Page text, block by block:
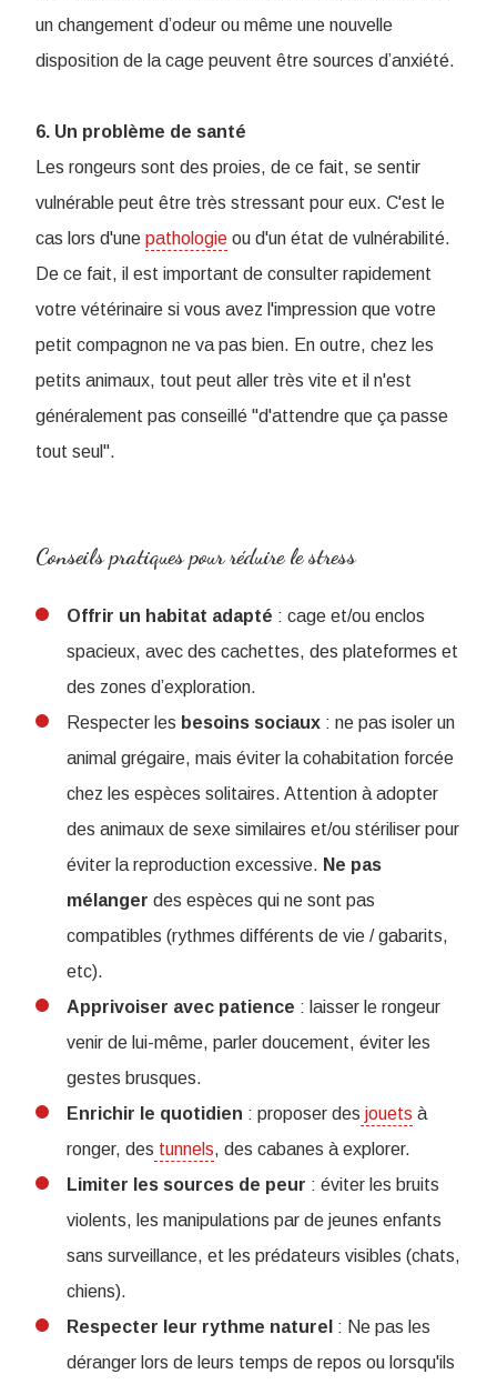
un changement d’odeur ou même une nouvelle
disposition de la cage peuvent être sources d’anxiété.
6. Un problème de santé
Les rongeurs sont des proies, de ce fait, se sentir
vulnérable peut être très stressant pour eux. C'est le
cas lors d'une pathologie ou d'un état de vulnérabilité.
De ce fait, il est important de consulter rapidement
votre vétérinaire si vous avez l'impression que votre
petit compagnon ne va pas bien. En outre, chez les
petits animaux, tout peut aller très vite et il n'est
généralement pas conseillé "d'attendre que ça passe
tout seul".
Conseils pratiques pour réduire le stress
Offrir un habitat adapté : cage et/ou enclos
spacieux, avec des cachettes, des plateformes et
des zones d’exploration.
Respecter les besoins sociaux : ne pas isoler un
animal grégaire, mais éviter la cohabitation forcée
chez les espèces solitaires. Attention à adopter
des animaux de sexe similaires et/ou stériliser pour
éviter la reproduction excessive. Ne pas
mélanger des espèces qui ne sont pas
compatibles (rythmes différents de vie / gabarits,
etc).
Apprivoiser avec patience : laisser le rongeur
venir de lui-même, parler doucement, éviter les
gestes brusques.
Enrichir le quotidien : proposer des jouets à
ronger, des tunnels, des cabanes à explorer.
Limiter les sources de peur : éviter les bruits
violents, les manipulations par de jeunes enfants
sans surveillance, et les prédateurs visibles (chats,
chiens).
Respecter leur rythme naturel : Ne pas les
déranger lors de leurs temps de repos ou lorsqu'ils